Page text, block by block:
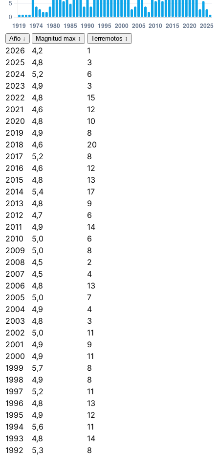
Año ↓ Magnitud max ↕ Terremotos ↕
2026 4,2
1
2025
4,8
3
2024
5,2
6
2023
4,9
3
2022
4,8
15
2021
4,6
12
2020
4,8
10
2019
4,9
8
2018
4,6
20
2017
5,2
8
2016
4,6
12
2015
4,8
13
2014
5,4
17
2013
4,8
9
2012
4,7
6
2011
4,9
14
2010
5,0
6
2009
5,0
8
2008
4,5
2
2007
4,5
4
2006
4,8
13
2005
5,0
7
2004
4,9
4
2003
4,8
3
2002
5,0
11
2001
4,9
9
2000
4,9
11
1999
5,7
8
1998
4,9
8
1997
5,2
11
1996
4,8
13
1995
4,9
12
1994
5,6
11
1993
4,8
14
1992
5,3
8